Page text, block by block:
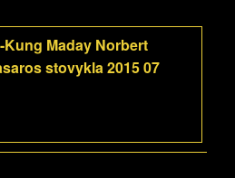
Kung Maday Norbert
stovykla 2015 07